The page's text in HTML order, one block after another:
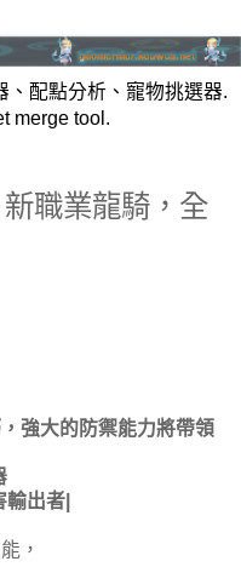
、配點分析、寵物挑選器.
merge tool.
職業龍騎，全
強大的防禦能力將帶領
出者|
，